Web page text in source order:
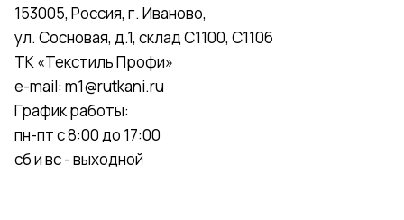
153005, Россия, г. Иваново,
ул. Сосновая, д.1, склад С1100, С1106
ТК «Текстиль Профи»
e-mail: m1@rutkani.ru
График работы:
пн-пт с 8:00 до 17:00
сб и вс - выходной